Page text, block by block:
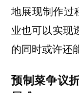
地展现制作过
业也可以实现
的同时或许还
预制菜争议